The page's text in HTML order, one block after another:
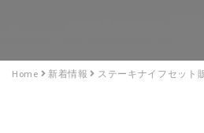
Home 新着情報 ステーキナイフセット